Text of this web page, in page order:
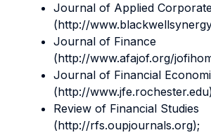
Journal of Applied
(http://
Journal of Finance
(http://www.afajof.org/
Journal of Financial
(http://
Review of Financial Studies
(http://rfs.oupjournals.org);